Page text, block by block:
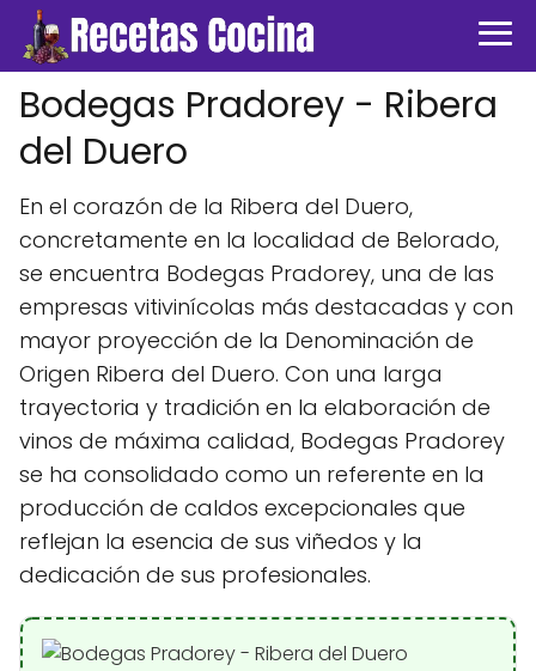
Bodegas Pradorey - Ribera
del Duero
En el corazón de la Ribera del Duero,
concretamente en la localidad de Belorado,
se encuentra Bodegas Pradorey, una de las
empresas vitivinícolas más destacadas y con
mayor proyección de la Denominación de
Origen Ribera del Duero. Con una larga
trayectoria y tradición en la elaboración de
vinos de máxima calidad, Bodegas Pradorey
se ha consolidado como un referente en la
producción de caldos excepcionales que
reflejan la esencia de sus viñedos y la
dedicación de sus profesionales.